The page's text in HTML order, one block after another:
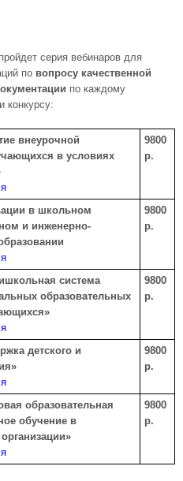
серия вебинаров для
по вопросу качественной
по каждому
конкурсу:
внеурочной
в условиях
9800
р.
в школьном
и инженерно-
9800
р.
система
образовательных
9800
р.
детского и
9800
р.
образовательная
обучение в
9800
р.